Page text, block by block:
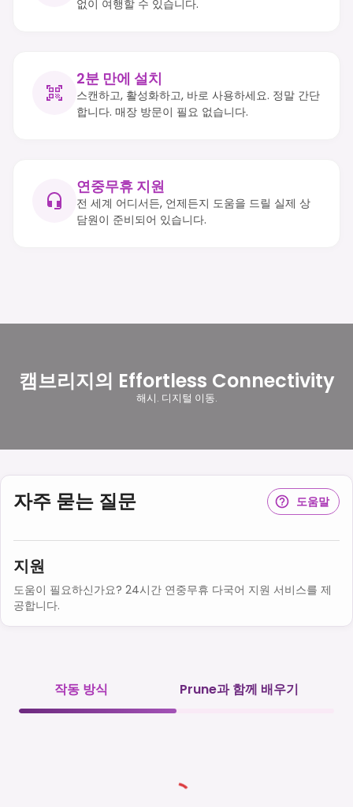
없이 여행할 수 있습니다.
2분 만에 설치
스캔하고, 활성화하고, 바로 사용하세요. 정말 간단
합니다. 매장 방문이 필요 없습니다.
연중무휴 지원
전 세계 어디서든, 언제든지 도움을 드릴 실제 상
담원이 준비되어 있습니다.
캠브리지의 Effortless Connectivity
해시. 디지털 이동.
자주 묻는 질문 도움말
지원
도움이 필요하신가요? 24시간 연중무휴 다국어 지원 서비스를 제
공합니다.
작동 방식 Prune과 함께 배우기